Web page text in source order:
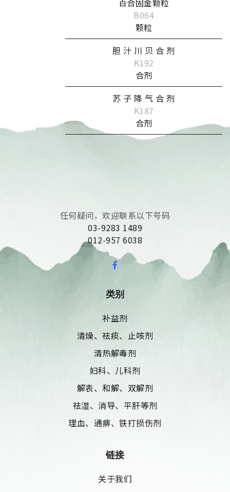
B064
颗粒
胆 汁 川 贝 合 剂
K192
合剂
苏 子 降 气 合 剂
K187
合剂
任何疑问，欢迎联系以下号码
03-9283 1489
012-957 6038
类别
补益剂
清燥、祛痰、止咳剂
清热解毒剂
妇科、儿科剂
解表、和解、双解剂
祛湿、消导、平肝等剂
理血、通痹、铁打损伤剂
链接
关于我们